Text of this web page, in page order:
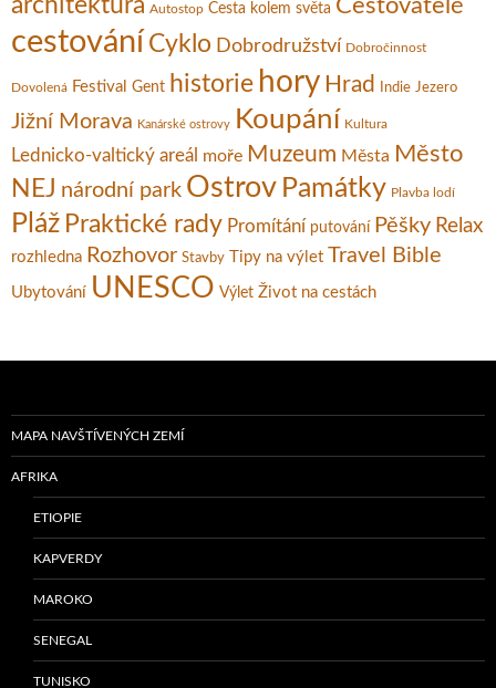
architektura Autostop Cesta kolem světa Cestovatelé
cestování Cyklo Dobrodružství Dobročinnost
Dovolená Festival Gent historie hory Hrad Indie Jezero
Jižní Morava Kanárské ostrovy Koupání Kultura
Lednicko-valtický areál moře Muzeum Města Město
NEJ národní park Ostrov Památky Plavba lodí
Pláž Praktické rady Promítání putování Pěšky Relax
rozhledna Rozhovor Stavby Tipy na výlet Travel Bible
Ubytování UNESCO Výlet Život na cestách
MAPA NAVŠTÍVENÝCH ZEMÍ
AFRIKA
ETIOPIE
KAPVERDY
MAROKO
SENEGAL
TUNISKO